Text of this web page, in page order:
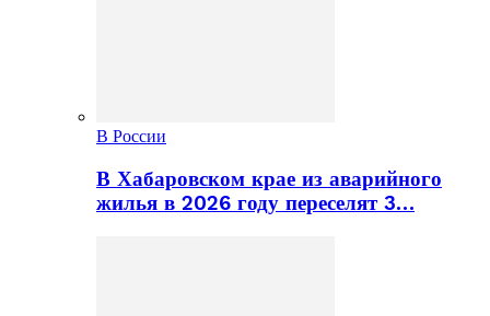
В России
В Хабаровском крае из аварийного
жилья в 2026 году переселят 3…